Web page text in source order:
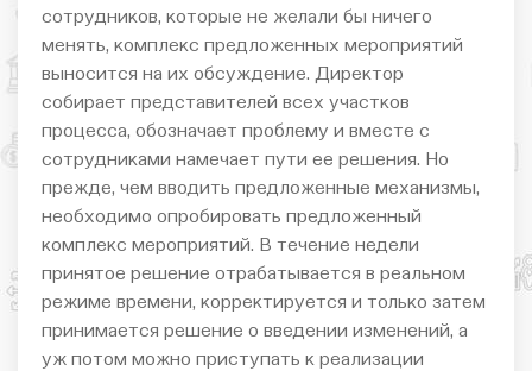
сотрудников, которые не желали бы ничего
менять, комплекс предложенных мероприятий
выносится на их обсуждение. Директор
собирает представителей всех участков
процесса, обозначает проблему и вместе с
сотрудниками намечает пути ее решения. Но
прежде, чем вводить предложенные механизмы,
необходимо опробировать предложенный
комплекс мероприятий. В течение недели
принятое решение отрабатывается в реальном
режиме времени, корректируется и только затем
принимается решение о введении изменений, а
уж потом можно приступать к реализации